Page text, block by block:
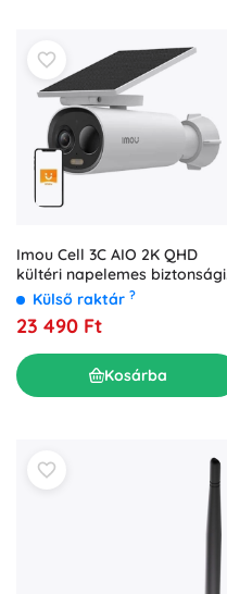
Imou Cell 3C AIO 2K QHD
kültéri napelemes biztonsági
kamera
Külső raktár ?
23 490 Ft
Kosárba